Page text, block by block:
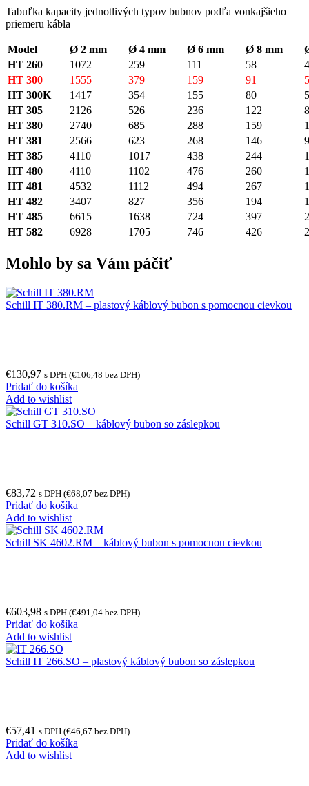
Tabuľka kapacity jednotlivých typov bubnov podľa vonkajšieho
priemeru kábla
Model Ø 2 mm Ø 4 mm Ø 6 mm Ø 8 mm
HT 260
1072 259 111 58
HT 300
1555 379 159 91
HT 300K
1417 354 155 80
HT 305
2126 526 236 122
HT 380
2740 685 288 159
HT 381
2566 623 268 146
HT 385
4110 1017 438 244
HT 480
4110 1102 476 260
HT 481
4532 1112 494 267
HT 482
3407 827 356 194
HT 485
6615 1638 724 397
HT 582
6928 1705 746 426
Mohlo by sa Vám páčiť
Schill IT 380.RM – plastový káblový bubon s pomocnou cievkou
€130,97 s DPH (€106,48 bez DPH)
Pridať do košíka
Add to wishlist
Schill GT 310.SO – káblový bubon so záslepkou
€83,72 s DPH (€68,07 bez DPH)
Pridať do košíka
Add to wishlist
Schill SK 4602.RM – káblový bubon s pomocnou cievkou
€603,98 s DPH (€491,04 bez DPH)
Pridať do košíka
Add to wishlist
Schill IT 266.SO – plastový káblový bubon so záslepkou
€57,41 s DPH (€46,67 bez DPH)
Pridať do košíka
Add to wishlist